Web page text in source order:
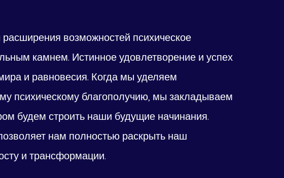
возможностей психическое
камнем. Истинное удовлетворение и успех
и равновесия. Когда мы уделяем
психическому благополучию, мы закладываем
будем строить наши будущие начинания.
нам полностью раскрыть наш
и трансформации.